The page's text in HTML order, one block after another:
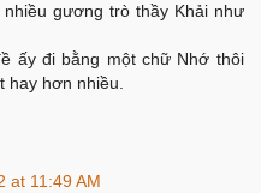
gương trò thầy Khải như
ấy đi bằng một chữ Nhớ thôi
hay hơn nhiều.
at 11:49 AM